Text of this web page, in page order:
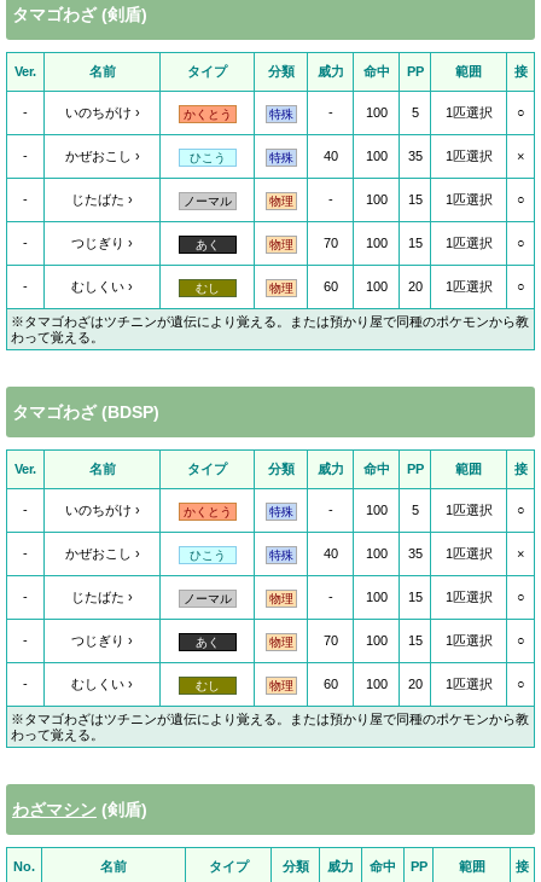
タマゴわざ (剣盾)
Ver. 名前 タイプ 分類 威力 命中 PP 範囲 接
- いのちがけ かくとう 特殊 - 100 5 1匹選択 ○
- かぜおこし ひこう 特殊 40 100 35 1匹選択 ×
- じたばた ノーマル 物理 - 100 15 1匹選択 ○
- つじぎり あく 物理 70 100 15 1匹選択 ○
- むしくい むし 物理 60 100 20 1匹選択 ○
※タマゴわざはツチニンが遺伝により覚える。または預かり屋で同種のポケモンから教
わって覚える。
タマゴわざ (BDSP)
Ver. 名前 タイプ 分類 威力 命中 PP 範囲 接
- いのちがけ かくとう 特殊 - 100 5 1匹選択 ○
- かぜおこし ひこう 特殊 40 100 35 1匹選択 ×
- じたばた ノーマル 物理 - 100 15 1匹選択 ○
- つじぎり あく 物理 70 100 15 1匹選択 ○
- むしくい むし 物理 60 100 20 1匹選択 ○
※タマゴわざはツチニンが遺伝により覚える。または預かり屋で同種のポケモンから教
わって覚える。
わざマシン (剣盾)
No. 名前 タイプ 分類 威力 命中 PP 範囲 接